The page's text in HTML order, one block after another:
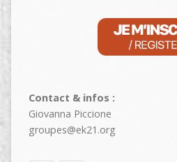
Contact & infos :
Giovanna Piccione
groupes@ek21.org